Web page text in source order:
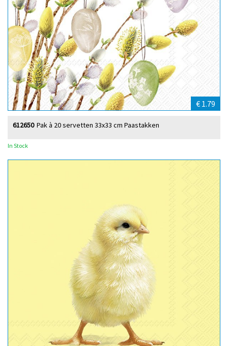
€ 1.79
Pak à 20 servetten 33x33 cm Paastakken
612650
In Stock